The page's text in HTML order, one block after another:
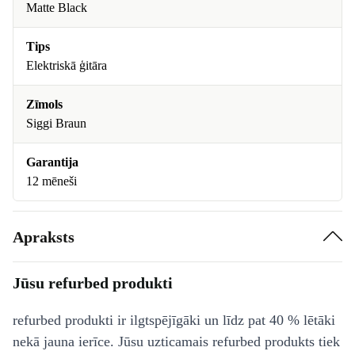
Matte Black
Tips
Elektriskā ģitāra
Zīmols
Siggi Braun
Garantija
12 mēneši
Apraksts
Jūsu refurbed produkti
refurbed produkti ir ilgtspējīgāki un līdz pat 40 % lētāki
nekā jauna ierīce. Jūsu uzticamais refurbed produkts tiek